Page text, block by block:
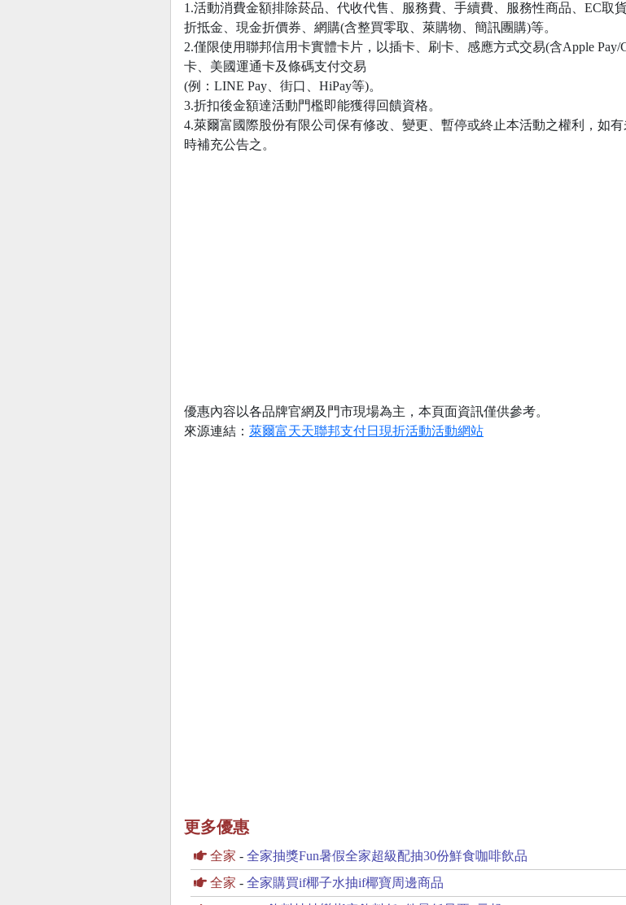
1.活動消費金額排除菸品、代收代售、服務費、手續費、服務性商品、EC取
折抵金、現金折價券、網購(含整買零取、萊購物、簡訊團購)等。
2.僅限使用聯邦信用卡實體卡片，以插卡、刷卡、感應方式交易(含Apple Pay/
卡、美國運通卡及條碼支付交易
(例：LINE Pay、街口、HiPay等)。
3.折扣後金額達活動門檻即能獲得回饋資格。
4.萊爾富國際股份有限公司保有修改、變更、暫停或終止本活動之權利，如
時補充公告之。
優惠內容以各品牌官網及門市現場為主，本頁面資訊僅供參考。
來源連結： 萊爾富天天聯邦支付日現折活動活動網站
更多優惠
全家 - 全家抽獎Fun暑假全家超級配抽30份鮮食咖啡飲品
全家 - 全家購買if椰子水抽if椰寶周邊商品